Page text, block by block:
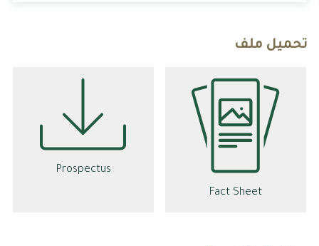
تحميل ملف
Fact Sheet
Prospectus